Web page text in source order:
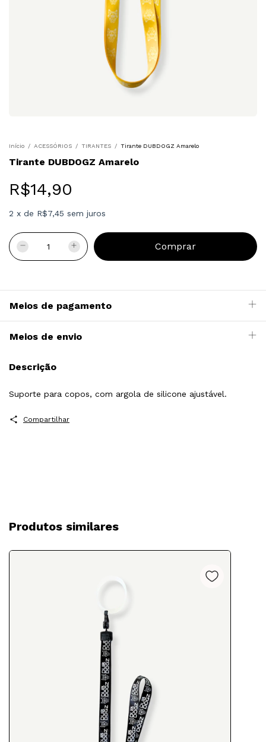
Início / ACESSÓRIOS / TIRANTES / Tirante DUBDOGZ Amarelo
Tirante DUBDOGZ Amarelo
R$14,90
2 x de R$7,45 sem juros
Meios de pagamento
Meios de envio
Descrição
Suporte para copos, com argola de silicone ajustável.
Compartilhar
Produtos similares